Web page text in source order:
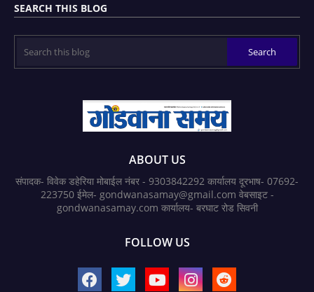
SEARCH THIS BLOG
ABOUT US
संपादक- विवेक डहेरिया मोबाईल नंबर - 9303842292 कार्यालय दूरभाष- 07692-
223750 ईमेल- gondwanasamay@gmail.com वेबसाइट -
gondwanasamay.com कार्यालय- बरघाट रोड सिवनी
FOLLOW US